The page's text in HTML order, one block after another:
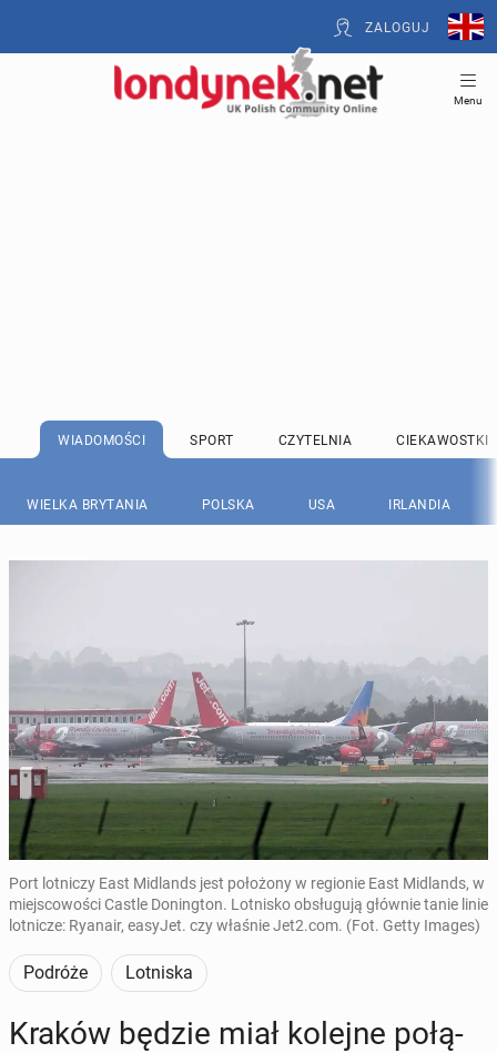
ZALOGUJ
Menu
WIADOMOŚCI SPORT CZYTELNIA CIEKAWOSTKI
WIELKA BRYTANIA POLSKA USA IRLANDIA
Port lotniczy East Midlands jest położony w regionie East Midlands, w
miejscowości Castle Donington. Lotnisko obsługują głównie tanie linie
lotnicze: Ryanair, easyJet. czy właśnie Jet2.com. (Fot. Getty Images)
Podróże Lotniska
Kraków będzie miał kolejne po­łą­